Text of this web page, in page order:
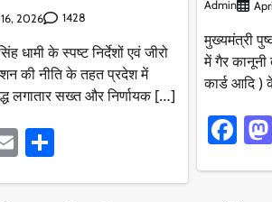
16, 2026 1428
धामी के स्पष्ट निर्देशों एवं जीरो
की नीति के तहत प्रदेश में
लगातार सख्त और निर्णायक […]
EmailShare
Admin
मुख्यमंत्री
में गैर कानूनी
कार्ड आदि